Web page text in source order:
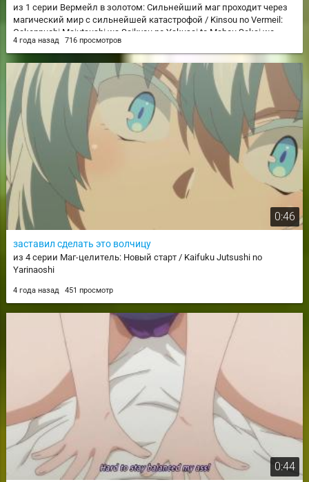
из 1 серии Вермейл в золотом: Сильнейший маг проходит через
магический мир с сильнейшей катастрофой / Kinsou no Vermeil:
Gakeppuchi Majutsushi wa Saikyou no Yakusai to Mahou Sekai wo
Tsukisusumu
4 года назад 716 просмотров
0:46
заставил сделать это волчицу
из 4 серии Маг-целитель: Новый старт / Kaifuku Jutsushi no
Yarinaoshi
4 года назад 451 просмотр
0:44